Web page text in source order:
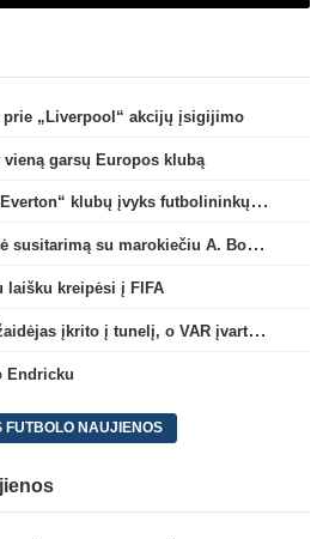
prie „Liverpool“ akcijų įsigijimo
garsų Europos klubą
Tarp „Crystal Palace“ ir „Everton“ klubų įvyks futbolininkų mainai
„Man City“ klubas pasiekė susitarimą su marokiečiu A. Bouaddi
laišku kreipėsi į FIFA
Brazilijoje įvartį šventęs žaidėjas įkrito į tunelį, o VAR įvartį atšaukė
Endricku
FUTBOLO NAUJIENOS